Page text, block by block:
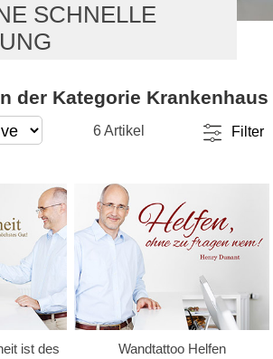
SCHNELLE
der Kategorie Krankenhaus
6 Artikel Filter
(0)
Hochformat (0)
Querformat(6)
Quadrat
ist des
Wandtattoo Helfen